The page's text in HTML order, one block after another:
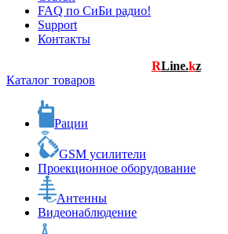
FAQ по СиБи радио!
Support
Контакты
RLine.kz
Каталог товаров
Рации
GSM усилители
Проекционное оборудование
Антенны
Видеонаблюдение